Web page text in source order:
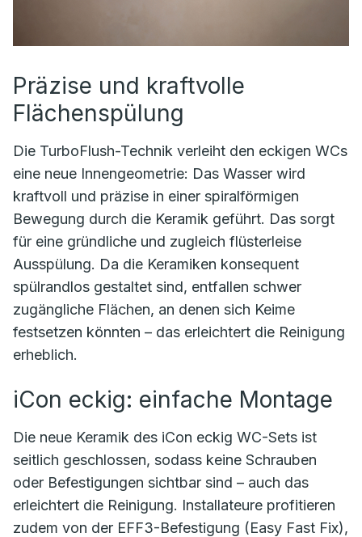
Präzise und kraftvolle
Flächenspülung
Die TurboFlush-Technik verleiht den eckigen WCs
eine neue Innengeometrie: Das Wasser wird
kraftvoll und präzise in einer spiralförmigen
Bewegung durch die Keramik geführt. Das sorgt
für eine gründliche und zugleich flüsterleise
Ausspülung. Da die Keramiken konsequent
spülrandlos gestaltet sind, entfallen schwer
zugängliche Flächen, an denen sich Keime
festsetzen könnten – das erleichtert die Reinigung
erheblich.
iCon eckig: einfache Montage
Die neue Keramik des iCon eckig WC-Sets ist
seitlich geschlossen, sodass keine Schrauben
oder Befestigungen sichtbar sind – auch das
erleichtert die Reinigung. Installateure profitieren
zudem von der EFF3-Befestigung (Easy Fast Fix),